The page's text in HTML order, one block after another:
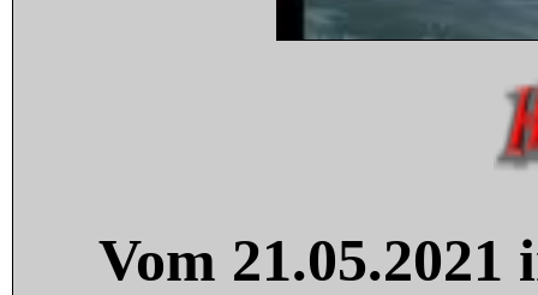
Vom